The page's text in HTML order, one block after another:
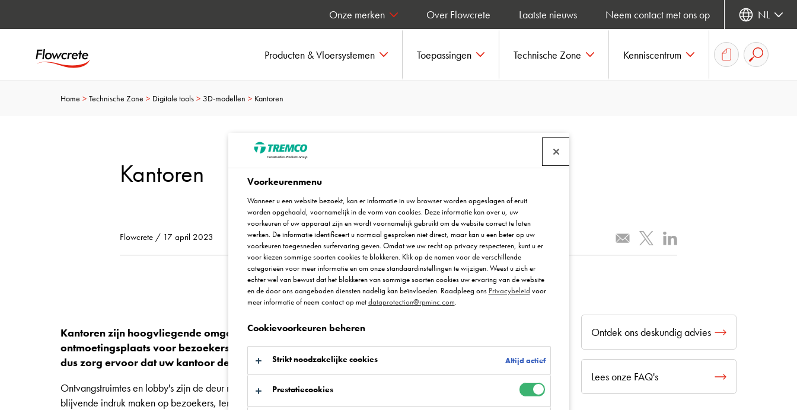
Producten & Vloersystemen Toepassingen Technische Zone Kenniscentrum
Over Flowcrete Laatste nieuws Neem contact met ons op
Onze merken NL
Kantoren
Flowcrete / 17 april 2023
Home Technische Zone Digitale tools 3D-modellen Kantoren
Kantoren zijn hoogvliegende omgevingen - het centrum van commerciële operaties, een
ontmoetingsplaats voor bezoekers en klanten en een thuis voor werknemers tijdens werkuren -
dus zorg ervoor dat uw kantoor de juiste geluiden onder de voeten maakt!
Ontvangstruimtes en lobby's zijn de deur naar uw kantoor en moeten zo zijn ingericht dat ze een gastvrije en
blijvende indruk maken op bezoekers, terwijl kantoren het centrum zijn van alle bedrijfsactiviteiten en een rustige en
Ontdek ons deskundig advies
Lees onze FAQ's
Voorkeurenmenu
Wanneer u een website bezoekt, kan er informatie in uw browser worden opgeslagen of eruit
worden opgehaald, voornamelijk in de vorm van cookies. Deze informatie kan over u, uw
voorkeuren of uw apparaat zijn en wordt voornamelijk gebruikt om de website correct te laten
werken. De informatie identificeert u normaal gesproken niet direct, maar kan u een beter op uw
voorkeuren toegesneden surfervaring geven. Omdat we uw recht op privacy respecteren, kunt u er
voor kiezen sommige soorten cookies te blokkeren. Klik op de namen voor de verschillende
categorieën voor meer informatie en om onze standaardinstellingen te wijzigen. Weest u zich er
echter wel van bewust dat het blokkeren van sommige soorten cookies uw ervaring van de website
en de door ons aangeboden diensten nadelig kan beïnvloeden. Raadpleeg ons Privacybeleid voor
meer informatie of neem contact op metdataprotection@rpminc.com.
Cookievoorkeuren beheren
Strikt noodzakelijke cookies Altijd actief
Prestatiecookies